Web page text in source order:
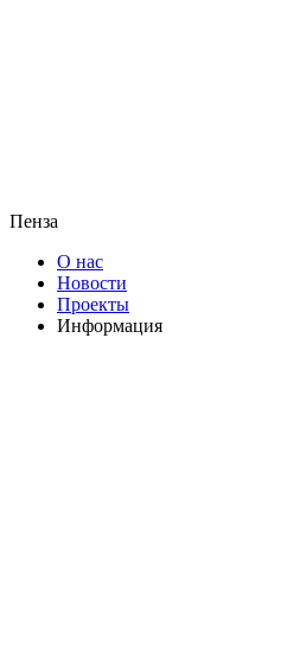
Пенза
О нас
Новости
Проекты
Информация